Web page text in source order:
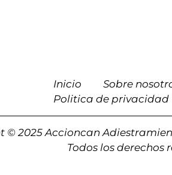
Inicio Sobre
Politica de privacidad
© 2025 Accioncan
Todos los derechos